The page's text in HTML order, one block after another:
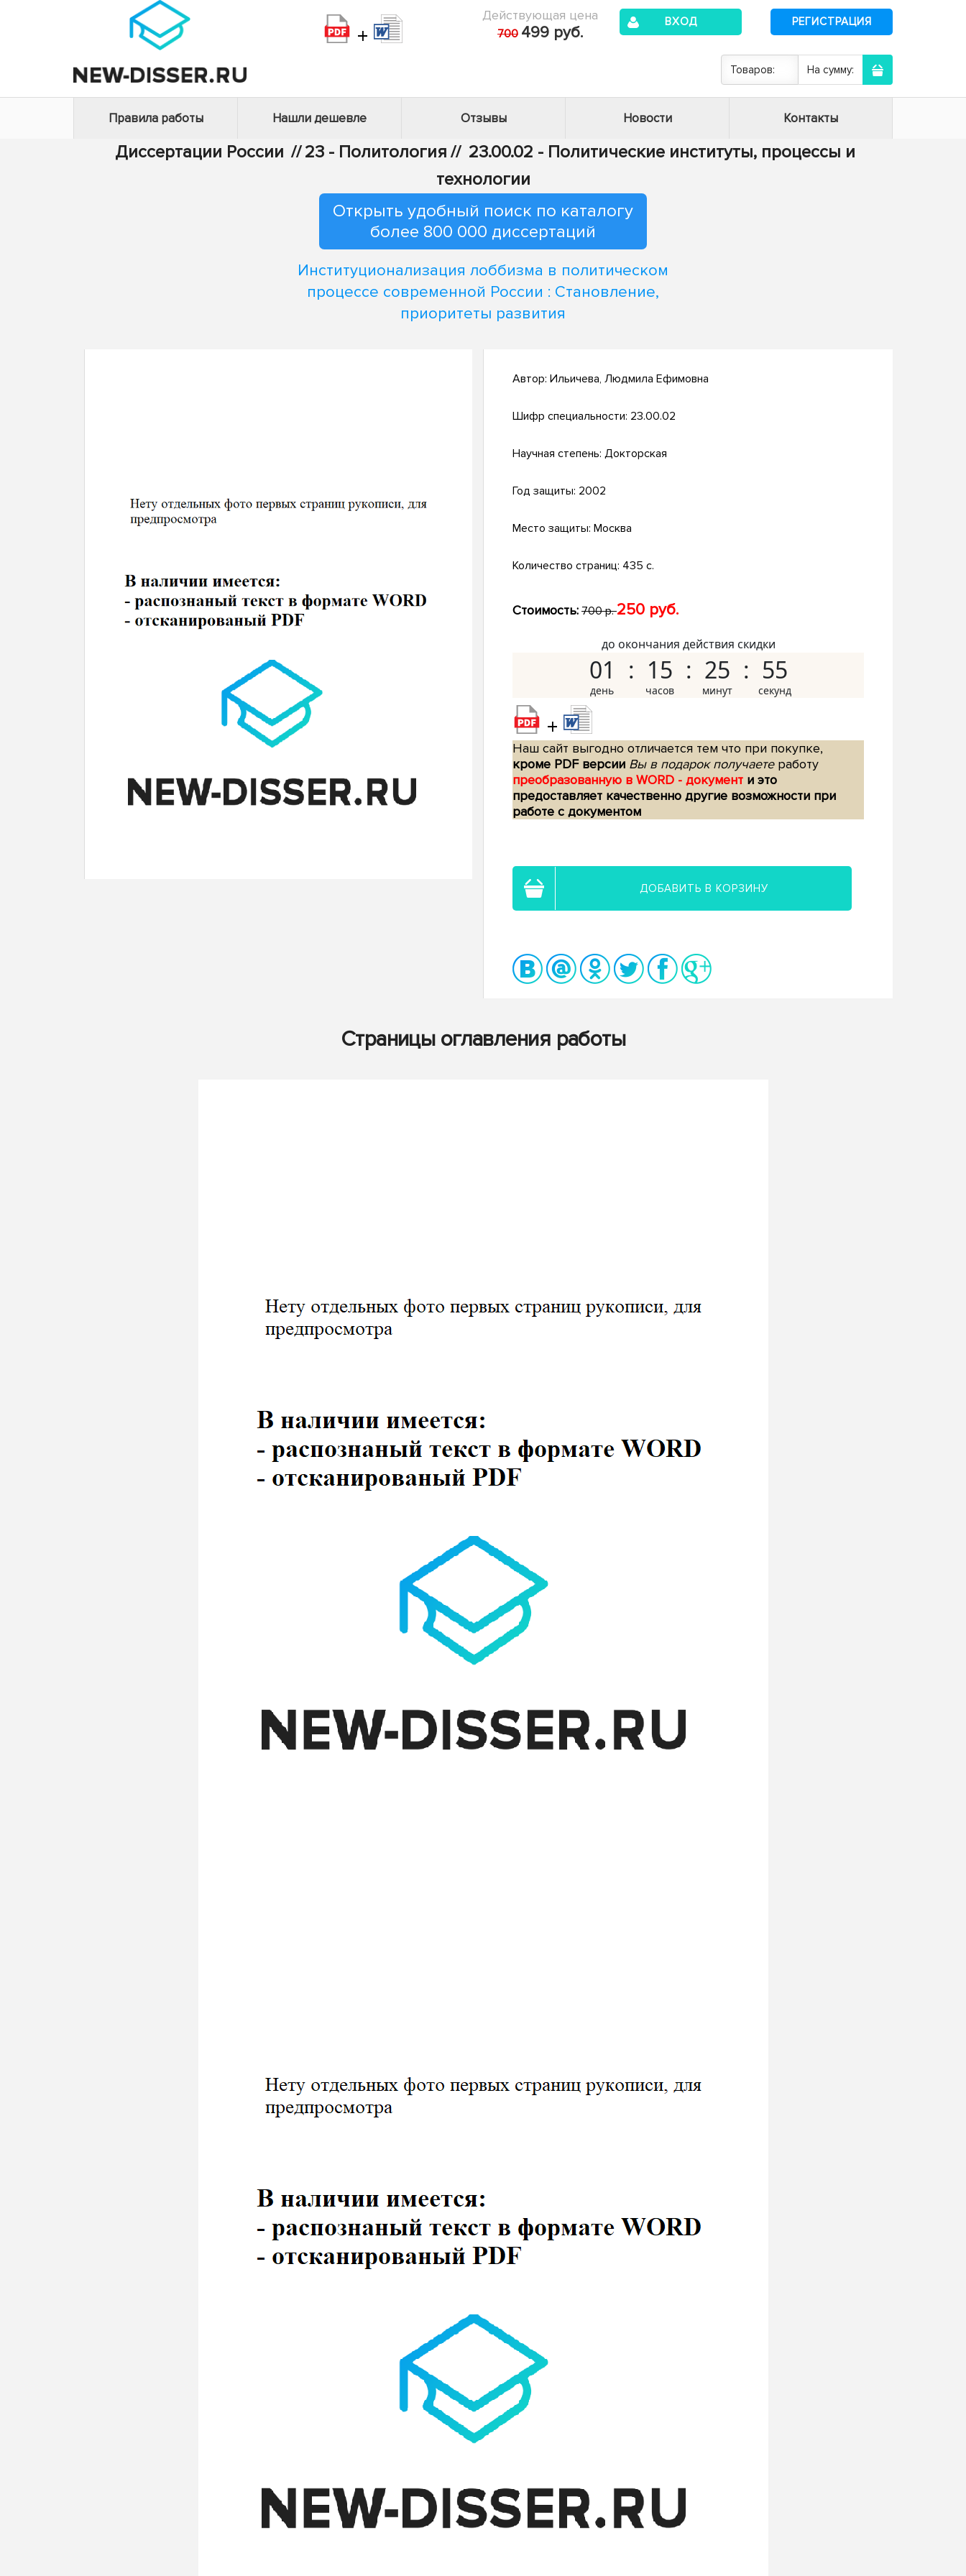
+
Действующая цена
700 499 руб.
ВХОД РЕГИСТРАЦИЯ
Товаров: На сумму:
Правила работы Нашли дешевле Отзывы Новости Контакты
Диссертации России // 23 - Политология // 23.00.02 - Политические институты, процессы и
технологии
Открыть удобный поиск по каталогу
более 800 000 диссертаций
Институционализация лоббизма в политическом
процессе современной России : Становление,
приоритеты развития
Автор: Ильичева, Людмила Ефимовна
Шифр специальности: 23.00.02
Научная степень: Докторская
Год защиты: 2002
Место защиты: Москва
Количество страниц: 435 с.
Стоимость: 700 р.250 руб.
до окончания действия скидки
01 15 25 54
+
Наш сайт выгодно отличается тем что при покупке,
кроме PDF версии Вы в подарок получаетеработу
преобразованную в WORD - документ и это
предоставляет качественно другие возможности при
работе с документом
ДОБАВИТЬ В КОРЗИНУ
Страницы оглавления работы